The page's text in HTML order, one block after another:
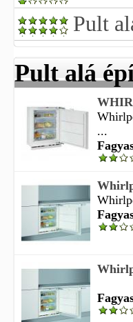
Pult
Pult alá
...